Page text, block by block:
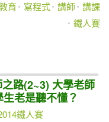
育 寫程式 講師 講課
鐵人賽
路(2~3) 大學老師
生老是聽不懂？
鐵人賽